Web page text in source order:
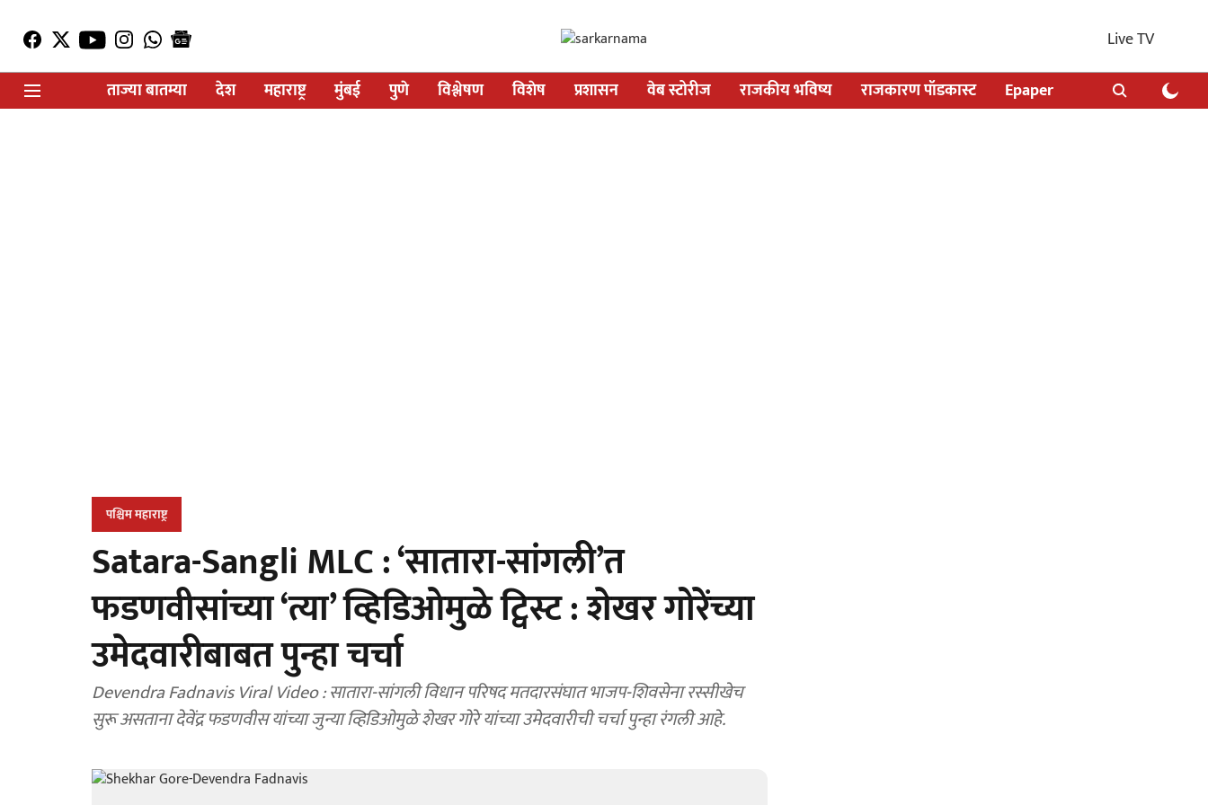
Live TV
ताज्या बातम्या
देश महाराष्ट्र मुंबई पुणे विश्लेषण विशेष प्रशासन वेब स्टोरीज राजकीय भविष्य राजकारण पॉडकास्ट Epaper
पश्चिम महाराष्ट्र
Satara-Sangli MLC : ‘सातारा-सांगली’त
फडणवीसांच्या ‘त्या’ व्हिडिओमुळे ट्विस्ट : शेखर गोरेंच्या
उमेदवारीबाबत पुन्हा चर्चा
Devendra Fadnavis Viral Video : सातारा-सांगली विधान परिषद मतदारसंघात भाजप-शिवसेना रस्सीखेच
सुरू असताना देवेंद्र फडणवीस यांच्या जुन्या व्हिडिओमुळे शेखर गोरे यांच्या उमेदवारीची चर्चा पुन्हा रंगली आहे.